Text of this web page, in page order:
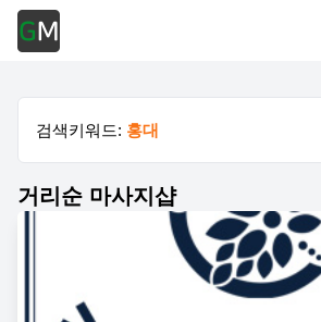
검색키워드: 홍대
거리순 마사지샵